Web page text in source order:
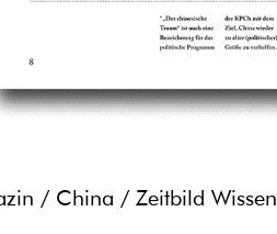
/ China / Zeitbild Wissen